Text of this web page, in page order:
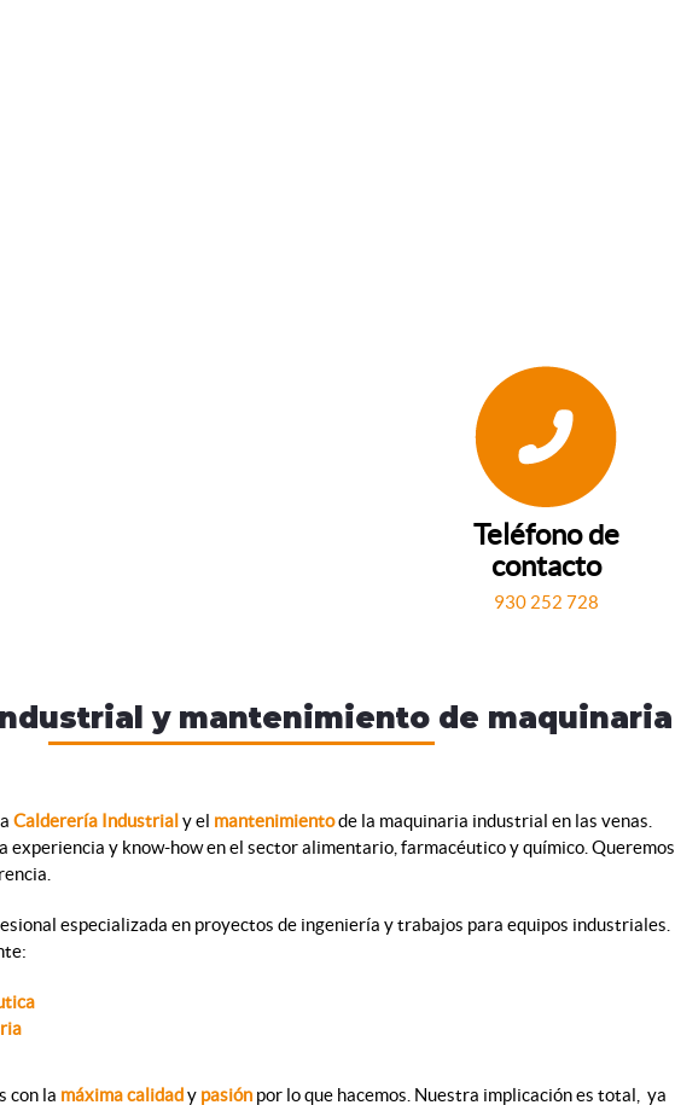
Teléfono de
contacto
930 252 728
y mantenimiento de maquinaria
Calderería Industrial y el mantenimientode la maquinaria industrial en las venas.
experiencia y know-how en el sector alimentario, farmacéutico y químico. Queremos
especializada en proyectos de ingeniería y trabajos para equipos industriales.
con la máxima calidady pasiónpor lo que hacemos. Nuestra implicación es total, ya